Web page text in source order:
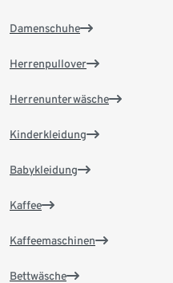
Damenschuhe
Herrenpullover
Herrenunterwäsche
Kinderkleidung
Babykleidung
Kaffee
Kaffeemaschinen
Bettwäsche